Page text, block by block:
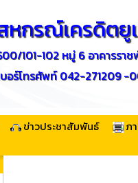
หกรณ์เครดิตยู
101-102 หมู่ 6 อาคารรา
บอร์โทรศัพท์ 042-271209 -
ข่าวประชาสัมพันธ์ ภ